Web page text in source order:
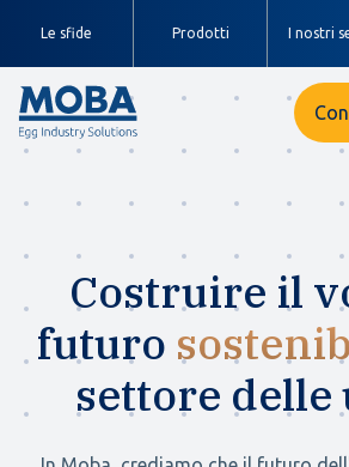
Le sfide Prodotti I nostri
Costruire il
futuro
settore delle